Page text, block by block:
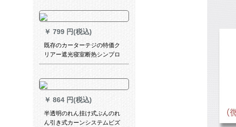
オのレガタに比べて測定し
て、白幅4 x高2.6 m/片を変更
しました。
￥ 799 円(税込)
既存のカーターテジの特価ク
リアー遮光寝室断热シンプロ
モアの窓の布UVカーターテテ
ル幅3.5メトル
￥ 864 円(税込)
半透明のれん挂け式ぶんのれ
ん引き式カーンシステムビズ